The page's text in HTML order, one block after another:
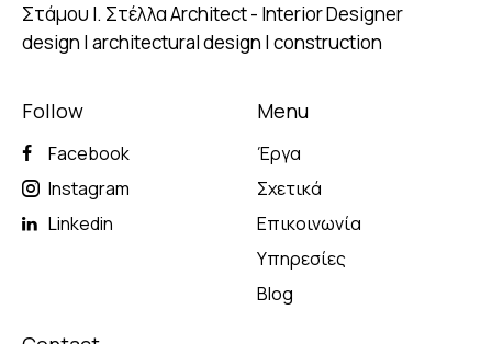
Στάμου Ι. ΣτέλλαArchitect - Interior Designer
design | architectural design | construction
Follow
Facebook
Instagram
Linkedin
Menu
Έργα
Σχετικά
Επικοινωνία
Υπηρεσίες
Blog